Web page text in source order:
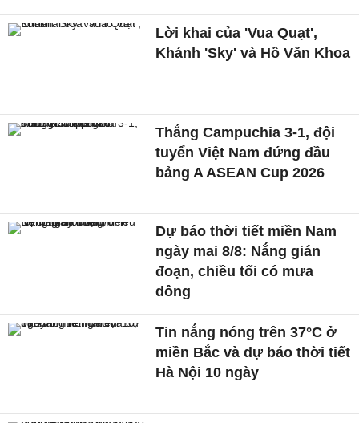
Lời khai của 'Vua Quạt',
Khánh 'Sky' và Hồ Văn Khoa
Thắng Campuchia 3-1, đội
tuyển Việt Nam đứng đầu
bảng A ASEAN Cup 2026
Dự báo thời tiết miền Nam
ngày mai 8/8: Nắng gián
đoạn, chiều tối có mưa
dông
Tin nắng nóng trên 37°C ở
miền Bắc và dự báo thời tiết
Hà Nội 10 ngày